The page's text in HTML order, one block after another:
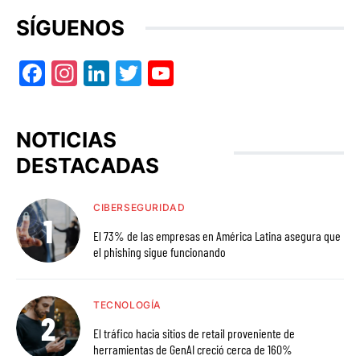
SÍGUENOS
Facebook
Instagram
LinkedIn
Twitter
NOTICIAS
DESTACADAS
CIBERSEGURIDAD
El 73% de las empresas en América Latina asegura que
el phishing sigue funcionando
TECNOLOGÍA
El tráfico hacia sitios de retail proveniente de
herramientas de GenAI creció cerca de 160%